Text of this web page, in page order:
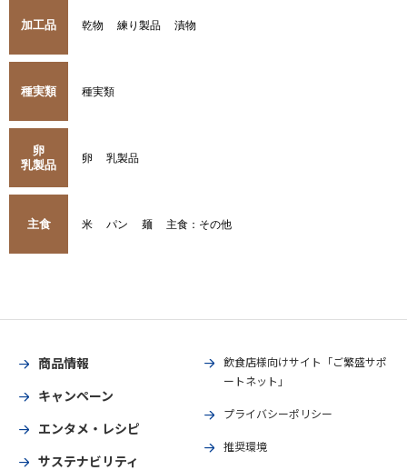
加工品 乾物 練り製品 漬物
種実類 種実類
卵
乳製品
卵 乳製品
主食 米 パン 麺 主食：その他
商品情報
キャンペーン
エンタメ・レシピ
サステナビリティ
飲食店様向けサイト「ご繁盛サポ
ートネット」
プライバシーポリシー
推奨環境